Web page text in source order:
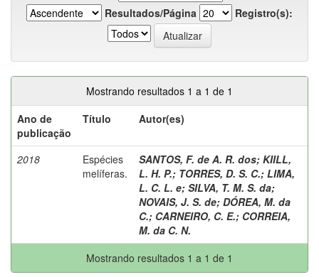
Resultados/Página
Registro(s):
Mostrando resultados 1 a 1 de 1
Ano de
publicação
Título Autor(es)
2018
Espécies
melíferas.
SANTOS, F. de A. R. dos; KIILL,
L. H. P.; TORRES, D. S. C.; LIMA,
L. C. L. e; SILVA, T. M. S. da;
NOVAIS, J. S. de; DÓREA, M. da
C.; CARNEIRO, C. E.; CORREIA,
M. da C. N.
Mostrando resultados 1 a 1 de 1